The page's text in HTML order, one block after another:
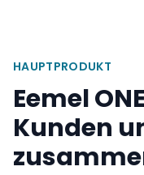
HAUPTPRODUKT
Eemel
Kunden